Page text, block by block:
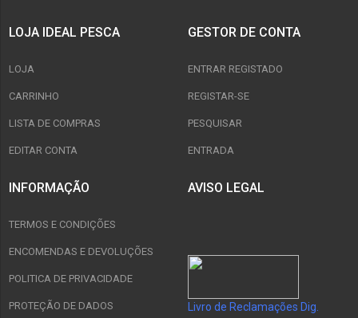
LOJA IDEAL PESCA
LOJA
CARRINHO
LISTA DE COMPRAS
EDITAR CONTA
GESTOR DE CONTA
ENTRAR REGISTADO
REGISTAR-SE
PESQUISAR
ENTRADA
INFORMAÇÃO
TERMOS E CONDIÇÕES
ENCOMENDAS E DEVOLUÇÕES
POLITICA DE PRIVACIDADE
PROTEÇÃO DE DADOS
AVISO LEGAL
Livro de Reclamações Dig.